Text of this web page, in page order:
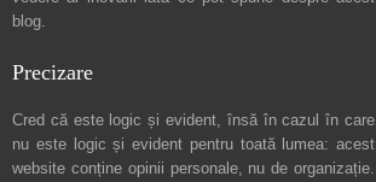
blog.
Precizare
Cred că este logic și evident, însă în cazul în care
nu este logic și evident pentru toată lumea: acest
website conține opinii personale, nu de organizație.